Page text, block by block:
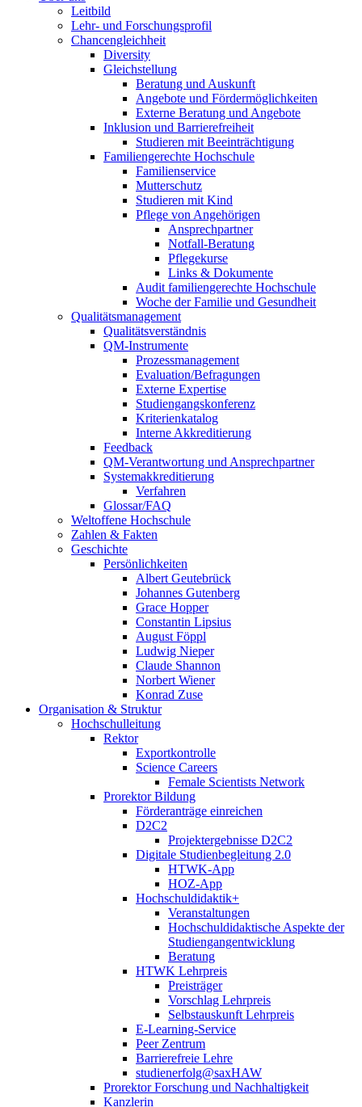
Leitbild
Lehr- und Forschungsprofil
Chancengleichheit
Diversity
Gleichstellung
Beratung und Auskunft
Angebote und Fördermöglichkeiten
Externe Beratung und Angebote
Inklusion und Barrierefreiheit
Studieren mit Beeinträchtigung
Familiengerechte Hochschule
Familienservice
Mutterschutz
Studieren mit Kind
Pflege von Angehörigen
Ansprechpartner
Notfall-Beratung
Pflegekurse
Links & Dokumente
Audit familiengerechte Hochschule
Woche der Familie und Gesundheit
Qualitätsmanagement
Qualitätsverständnis
QM-Instrumente
Prozessmanagement
Evaluation/Befragungen
Externe Expertise
Studiengangskonferenz
Kriterienkatalog
Interne Akkreditierung
Feedback
QM-Verantwortung und Ansprechpartner
Systemakkreditierung
Verfahren
Glossar/FAQ
Weltoffene Hochschule
Zahlen & Fakten
Geschichte
Persönlichkeiten
Albert Geutebrück
Johannes Gutenberg
Grace Hopper
Constantin Lipsius
August Föppl
Ludwig Nieper
Claude Shannon
Norbert Wiener
Konrad Zuse
Organisation & Struktur
Hochschulleitung
Rektor
Exportkontrolle
Science Careers
Female Scientists Network
Prorektor Bildung
Förderanträge einreichen
D2C2
Projektergebnisse D2C2
Digitale Studienbegleitung 2.0
HTWK-App
HOZ-App
Hochschuldidaktik+
Veranstaltungen
Hochschuldidaktische Aspekte der
Studiengangentwicklung
Beratung
HTWK Lehrpreis
Preisträger
Vorschlag Lehrpreis
Selbstauskunft Lehrpreis
E-Learning-Service
Peer Zentrum
Barrierefreie Lehre
studienerfolg@saxHAW
Prorektor Forschung und Nachhaltigkeit
Kanzlerin